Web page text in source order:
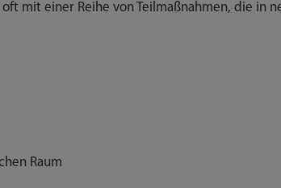
mit einer Reihe von Teilmaßnahmen, die in
Raum